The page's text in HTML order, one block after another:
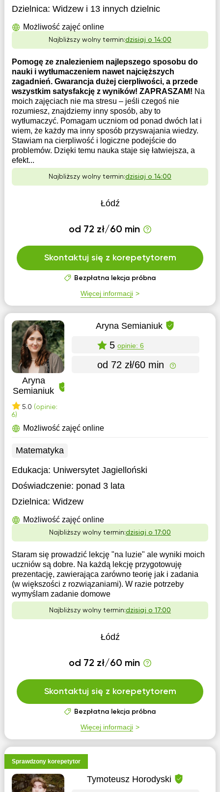
Dzielnica: Widzew i 13 innych dzielnic
Możliwość zajęć online
Najbliższy wolny termin:dzisiaj o 14:00
Pomogę ze znalezieniem najlepszego sposobu do
nauki i wytłumaczeniem nawet najcięższych
zagadnień. Gwarancja dużej cierpliwości, a przede
wszystkim satysfakcję z wyników! ZAPRASZAM! Na
moich zajęciach nie ma stresu – jeśli czegoś nie
rozumiesz, znajdziemy inny sposób, aby to
wytłumaczyć. Pomagam uczniom od ponad dwóch lat i
wiem, że każdy ma inny sposób przyswajania wiedzy.
Stawiam na cierpliwość i logiczne podejście do
problemów. Dzięki temu nauka staje się łatwiejsza, a
efekt...
Najbliższy wolny termin:dzisiaj o 14:00
Łódź
od 72 zł/60 min
Skontaktuj się z korepetytorem
Bezpłatna lekcja próbna
Więcej informacji
Aryna
Semianiuk
5.0 (opinie:
6)
Aryna Semianiuk
5 opinie: 6
od 72 zł/60 min
Możliwość zajęć online
Matematyka
Edukacja: Uniwersytet Jagielloński
Doświadczenie: ponad 3 lata
Dzielnica: Widzew
Możliwość zajęć online
Najbliższy wolny termin:dzisiaj o 17:00
Staram się prowadzić lekcję "na luzie" ale wyniki moich
uczniów są dobre. Na każdą lekcję przygotowuję
prezentację, zawierająca zarówno teorię jak i zadania
(w większości z rozwiązaniami). W razie potrzeby
wymyślam zadanie domowe
Najbliższy wolny termin:dzisiaj o 17:00
Łódź
od 72 zł/60 min
Skontaktuj się z korepetytorem
Bezpłatna lekcja próbna
Więcej informacji
Sprawdzony korepetytor
Tymoteusz Horodyski